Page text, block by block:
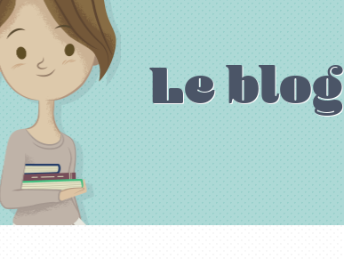
Le blog